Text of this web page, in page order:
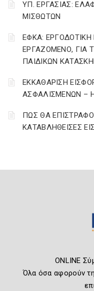
ΥΠ. ΕΡΓΑΣΙΑΣ:
ΜΙΣΘΩΤΩΝ
ΕΦΚΑ:
ΕΡΓΑΖΟΜΕΝΟ, ΓΙΑ
ΠΑΙΔΙΚΩΝ
ΕΚΚΑΘΑΡΙΣΗ
ΑΣΦΑΛΙΣΜΕΝΩΝ –
ΠΩΣ ΘΑ
ΚΑΤΑΒΛΗΘΕΙΣΕΣ
ONLINE
Όλα όσα αφορούν